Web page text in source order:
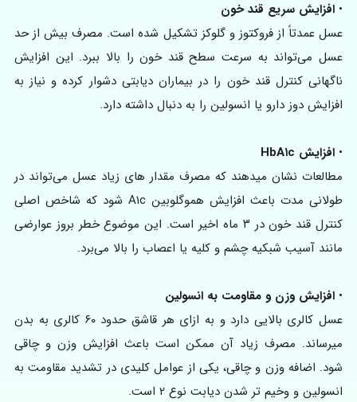
• افزایش سریع قند خون
عسل عمدتاً از فروکتوز و گلوکز تشکیل شده است. مصرف بیش از حد
عسل می‌تواند به سرعت سطح قند خون را بالا ببرد. این افزایش
ناگهانی کنترل قند خون را در بیماران دیابتی دشوار کرده و نیاز به
افزایش دوز دارو یا انسولین را به دنبال داشته دارد.
• افزایش HbA۱c
مطالعات نشان میدهند که مصرف مقدار های زیاد عسل می‌تواند در
طولانی مدت باعث افزایش هموگلوبین A۱c شود که شاخص اصلی
کنترل قند خون در ۳ ماه اخیر است. این موضوع خطر بروز عوارضی
مانند آسیب شبکیه چشم و کلیه یا اعصاب را بالا می‌برد.
• افزایش وزن و مقاومت به انسولین
عسل کالری بالایی دارد و به ازای هر قاشق حدود ۶۰ کالری به بدن
میرساند. مصرف زیاد آن ممکن است باعث افزایش وزن و چاقی
شود. اضافه وزن و چاقی، یکی از عوامل کلیدی در تشدید مقاومت به
انسولین و وخیم تر شدن دیابت نوع ۲ است.